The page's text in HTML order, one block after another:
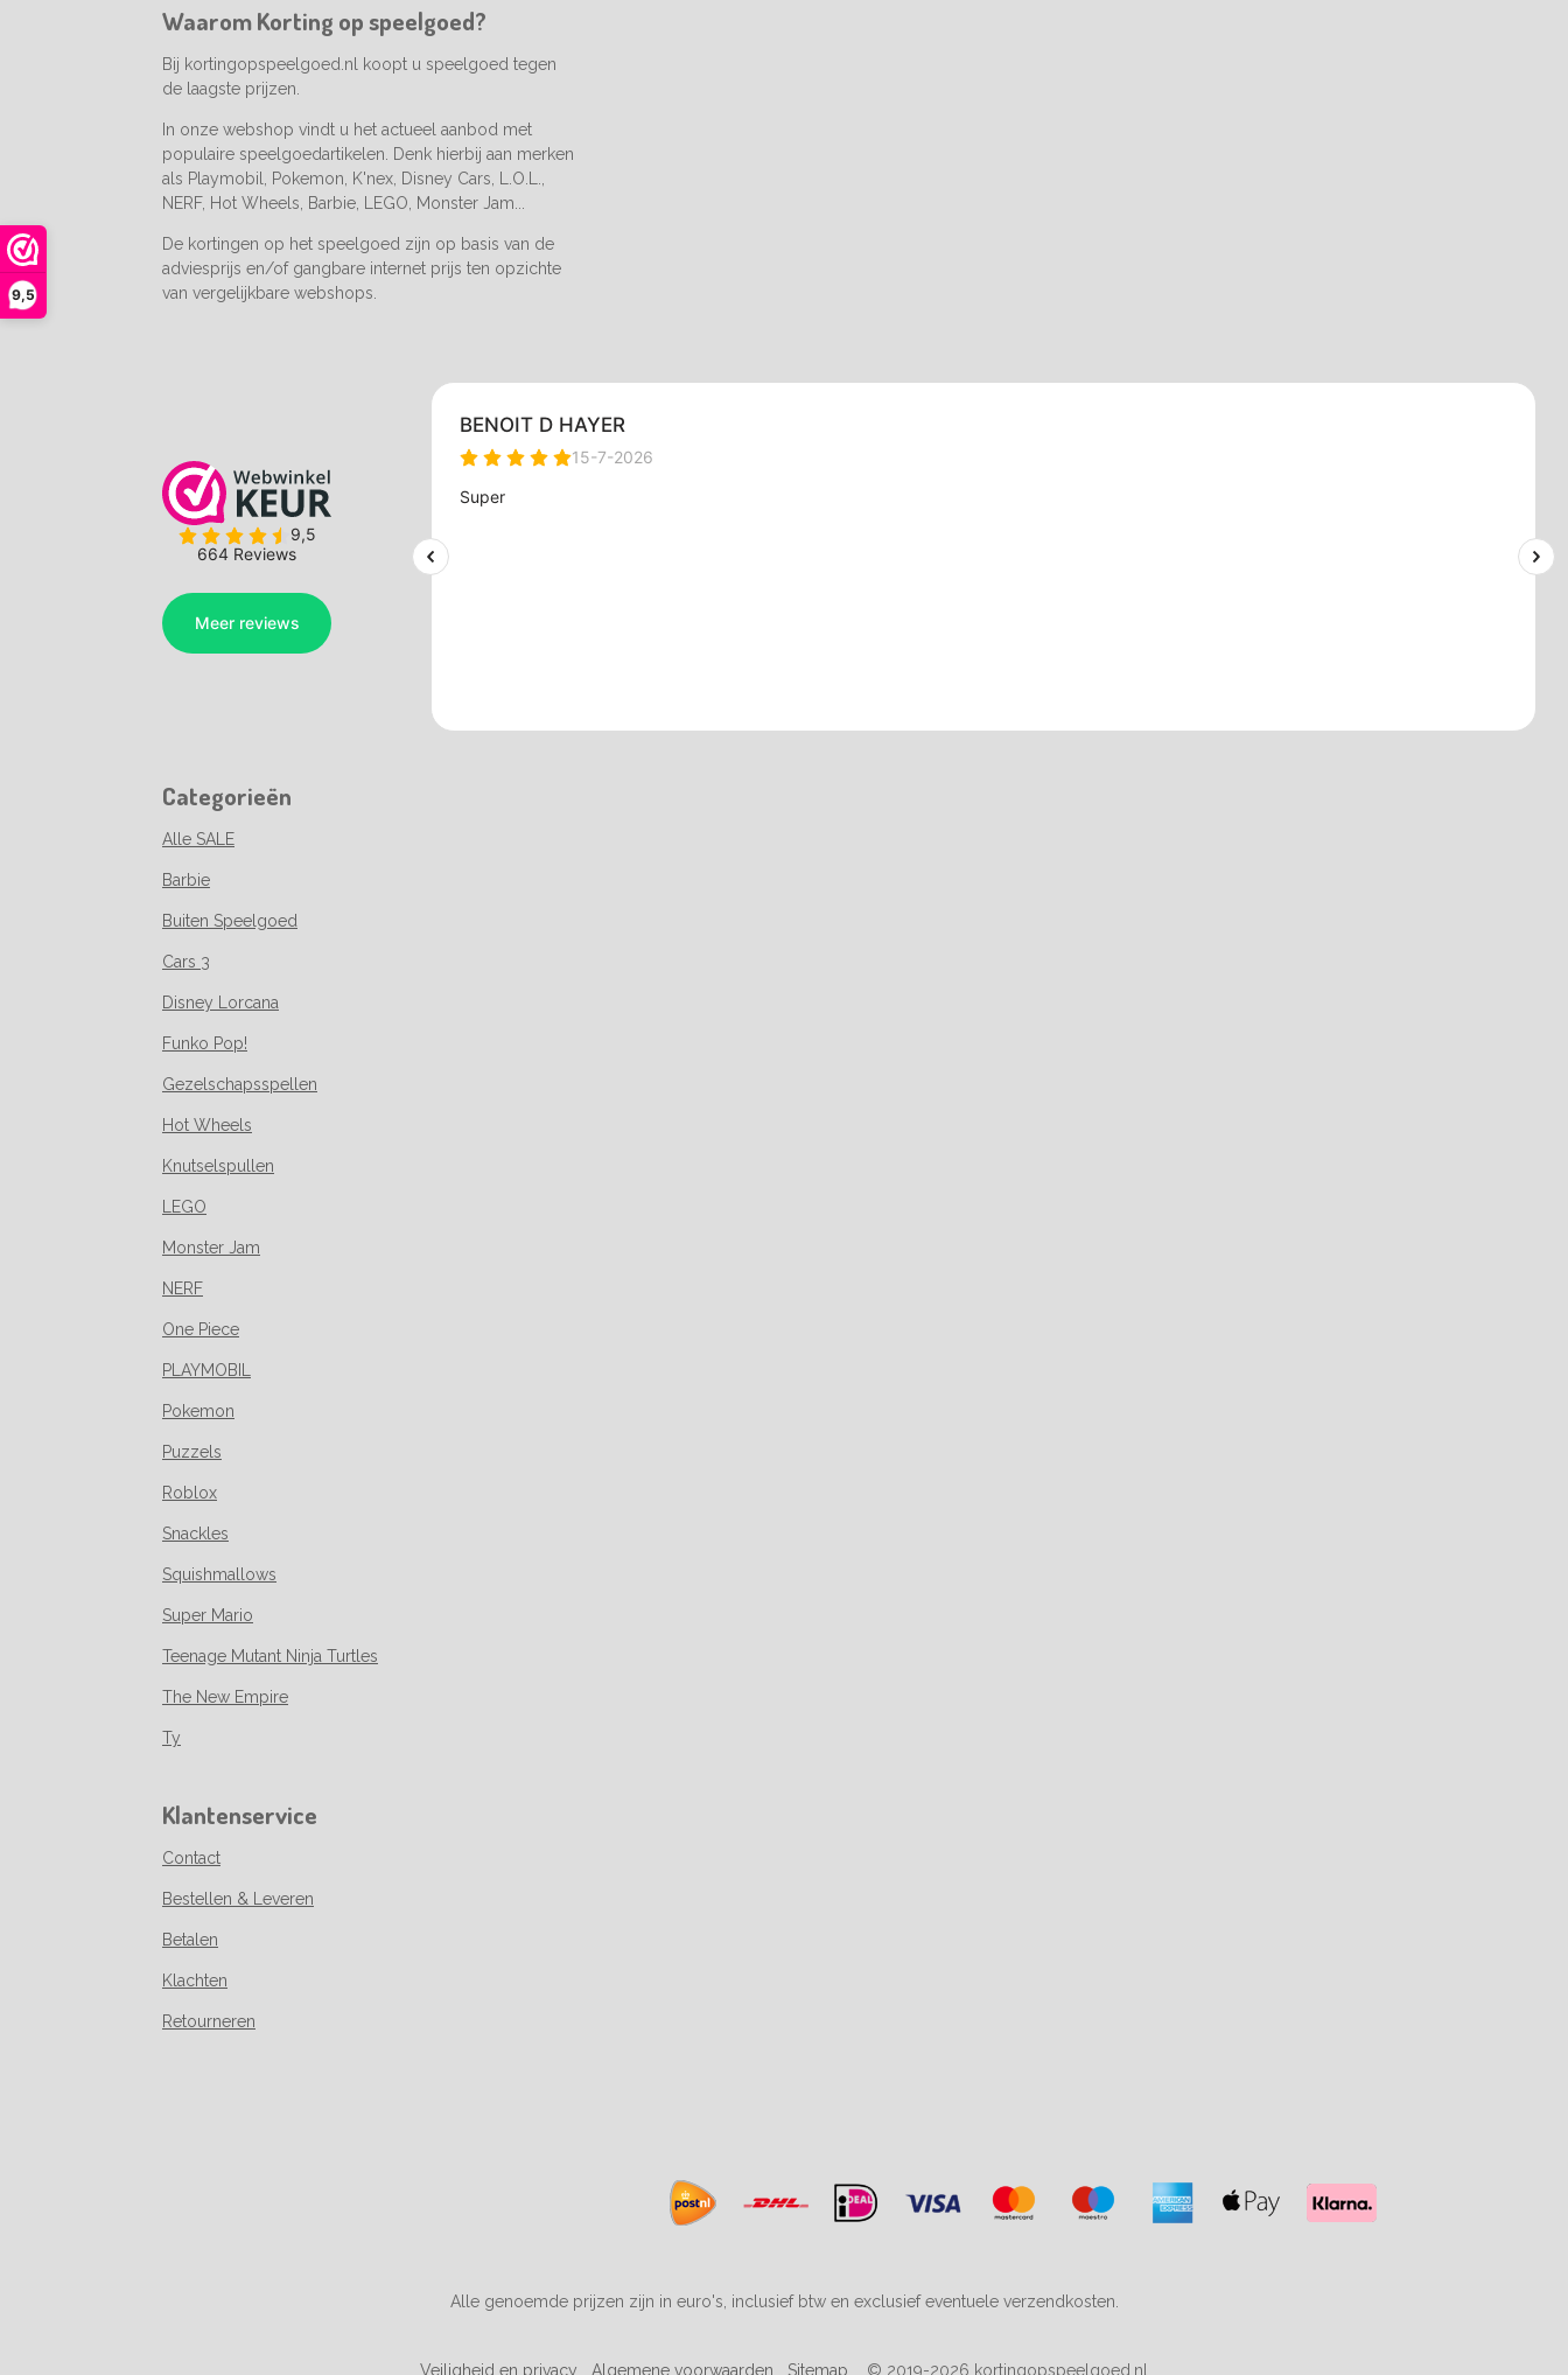
9,5
k
a
Waarom Korting op speelgoed?
Bij kortingopspeelgoed.nl koopt u speelgoed tegen
de laagste prijzen.
In onze webshop vindt u het actueel aanbod met
populaire speelgoedartikelen. Denk hierbij aan merken
als Playmobil, Pokemon, K'nex, Disney Cars, L.O.L.,
NERF, Hot Wheels, Barbie, LEGO, Monster Jam...
De kortingen op het speelgoed zijn op basis van de
adviesprijs en/of gangbare internet prijs ten opzichte
van vergelijkbare webshops.
Categorieën
Alle SALE
Barbie
Buiten Speelgoed
Cars 3
Disney Lorcana
Funko Pop!
Gezelschapsspellen
Hot Wheels
Knutselspullen
LEGO
Monster Jam
NERF
One Piece
PLAYMOBIL
Pokemon
Puzzels
Roblox
Snackles
Squishmallows
Super Mario
Teenage Mutant Ninja Turtles
The New Empire
Ty
Klantenservice
Contact
Bestellen & Leveren
Betalen
Klachten
Retourneren
Alle genoemde prijzen zijn in euro's, inclusief btw en exclusief eventuele verzendkosten.
Veiligheid en privacy Algemene voorwaarden Sitemap © 2019-2026 kortingopspeelgoed.nl